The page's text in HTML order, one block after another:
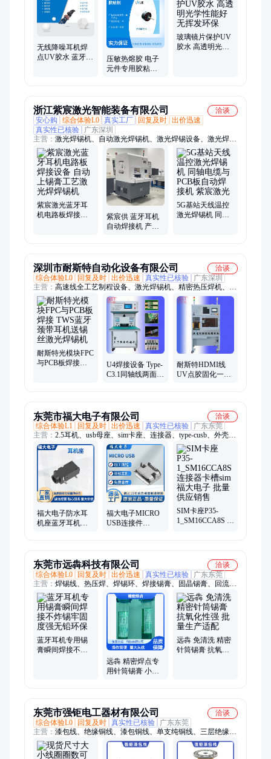
无线降噪耳机焊
点UV胶水 蓝牙耳
压敏热熔胶 电子
元件专用胶粘剂
玻璃镜片保护UV
胶水 高透明光学
浙江紫宸激光智能装备有限公司
洽谈
安心购
综合体验L0 真实工厂 回复及时 出价迅速
真实性已核验
广东深圳
主营： 激光焊锡机、自动激光焊锡机、激光焊锡设备、激光焊接
机、激光锡丝焊接机、激光锡膏焊接机、激光锡球焊接机、自动
激光焊接机、连续激光焊接机、全自动激光焊接机、激光焊接机
厂家、自动锡丝焊接机、自动锡膏焊接机、精密激光焊接设备、
激光焊锡机厂家、激光植球机、自动焊锡机、激光打标机、激光
切割机、激光蚀刻机、电路板焊锡机、激光锡焊机、激光设备、
激光点焊机
紫宸激光蓝牙耳
机电路板焊接设
紫宸供 蓝牙耳机
自动焊接机 产线
5G基站天线温控
激光焊锡机 同轴
深圳市耐斯特自动化设备有限公司
洽谈
综合体验L0
回复及时 出价迅速 真实性已核验
广东深圳
主营： 高速线全工艺制程设备、激光焊锡机、精密热压焊机、非
标类组装设备开发
耐斯特光模块FPC
与PCB板焊接
U4焊接设备 Type-
C3.1同轴线两面焊
耐斯特HDMI线
UV点胶固化一体
东莞市福大电子有限公司
洽谈
综合体验L1
回复及时 出价迅速 真实性已核验
广东东莞
主营： 2.5耳机、usb母座、sim卡座、连接器、type-cusb、外壳
铜、手机sim、hdmictype、母座24p、ut10c30usb、接口hdmi、
uf06s30usb、手机卡座、防水开关、手机插座、立式直插、滑动
开关、母头沉板、电源插座、全插端子、外壳沉板、耳机插座、
自锁开关、四脚插座
福大电子防水耳
机座蓝牙耳机座
福大电子MICRO
USB连接件
SIM卡座P35-
1_SM16CCA8S 连
东莞市远犇科技有限公司
洽谈
综合体验L0
回复及时 出价迅速 真实性已核验
广东东莞
主营： 焊锡线、热压焊、焊锡环、焊接锡膏、固晶锡膏、回流锡
膏、环保锡膏、激光锡膏、环氧胶粘剂、水基清洗剂、激光焊锡
膏
蓝牙耳机专用锡
膏瞬间焊接不炸
远犇 精密焊点专
用针筒锡膏 小批
远犇 免清洗 精密
针筒锡膏 抗氧化
东莞市强钜电工器材有限公司
洽谈
综合体验L0
回复及时 真实性已核验
广东东莞
主营： 漆包线、绝缘铜线、漆包铜线、单支纯铜线、三层绝缘
线、铜包漆圆线、单芯圆铜线、油漆绝缘线、铜包铝胶合线、耐
高温裸铜线、电器电机铜线、电机铜线绕阻线、聚氨酯漆包圆